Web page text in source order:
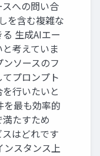
への問い合
を含む複雑な
生成AIエー
考えていま
ソースのフ
プロンプト
行いたいと
を最も効率的
たすため
はどれです
ンスタンス上